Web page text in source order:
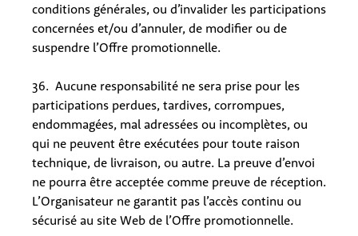
conditions générales, ou d’invalider les participations
concernées et/ou d’annuler, de modifier ou de
suspendre l’Offre promotionnelle.
36. Aucune responsabilité ne sera prise pour les
participations perdues, tardives, corrompues,
endommagées, mal adressées ou incomplètes, ou
qui ne peuvent être exécutées pour toute raison
technique, de livraison, ou autre. La preuve d’envoi
ne pourra être acceptée comme preuve de réception.
L’Organisateur ne garantit pas l’accès continu ou
sécurisé au site Web de l’Offre promotionnelle.